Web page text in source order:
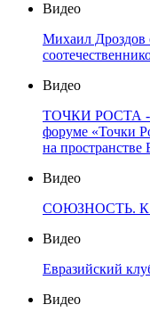
Видео
Михаил Дроздов
Видео
ТОЧКИ РОСТА -
форуме «Точки
на
Видео
СОЮЗНОСТЬ. К
Видео
Евразийский
Видео